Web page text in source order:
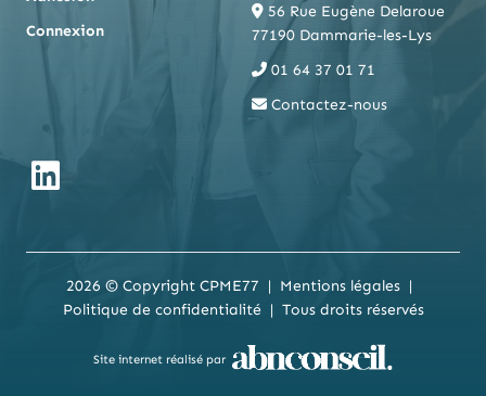
Connexion
56 Rue Eugène Delaroue
77190 Dammarie-les-Lys
01 64 37 01 71
Contactez-nous
2026 © Copyright CPME77
Mentions légales
Politique de confidentialité
Tous droits réservés
Site internet réalisé par